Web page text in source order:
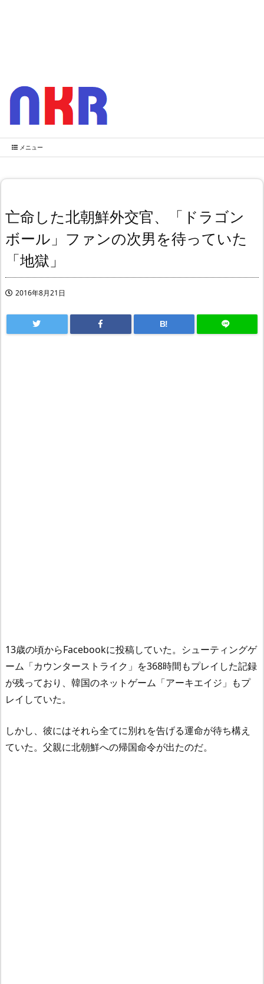
メニュー
亡命した北朝鮮外交官、「ドラゴン
ボール」ファンの次男を待っていた
「地獄」
2016年8月21日
B!
13歳の頃からFacebookに投稿していた。シューティングゲ
ーム「カウンターストライク」を368時間もプレイした記録
が残っており、韓国のネットゲーム「アーキエイジ」もプ
レイしていた。
しかし、彼にはそれら全てに別れを告げる運命が待ち構え
ていた。父親に北朝鮮への帰国命令が出たのだ。